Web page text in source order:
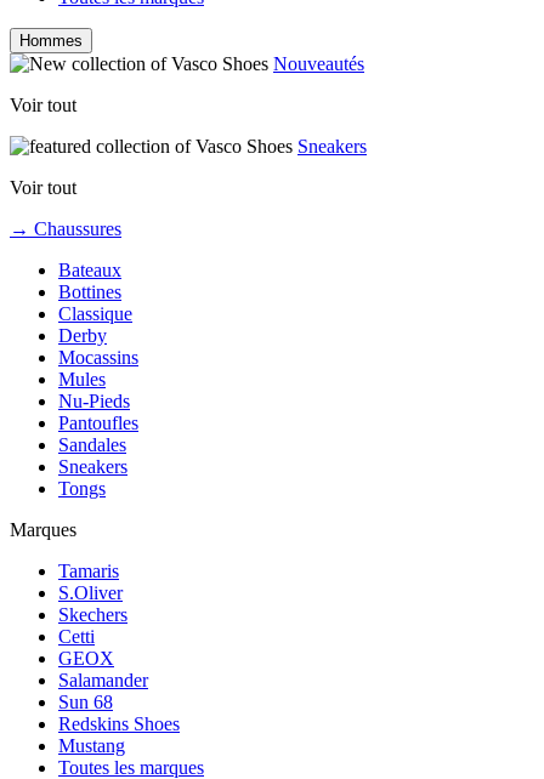
Hommes
Nouveautés
Voir tout
Sneakers
Voir tout
→ Chaussures
Bateaux
Bottines
Classique
Derby
Mocassins
Mules
Nu-Pieds
Pantoufles
Sandales
Sneakers
Tongs
Marques
Tamaris
S.Oliver
Skechers
Cetti
GEOX
Salamander
Sun 68
Redskins Shoes
Mustang
Toutes les marques